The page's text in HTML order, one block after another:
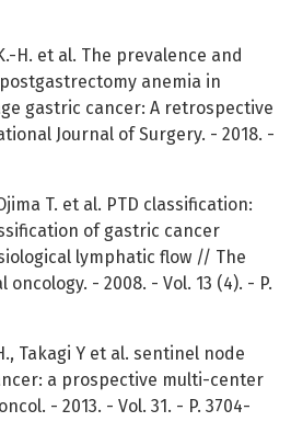
H. et al. The prevalence and
anemia in
gastric cancer: A retrospective
Journal of Surgery. - 2018. -
T. et al. PTD classification:
of gastric cancer
lymphatic flow // The
oncology. - 2008. - Vol. 13 (4). - P.
Takagi Y et al. sentinel node
a prospective multi-center
- 2013. - Vol. 31. - P. 3704-